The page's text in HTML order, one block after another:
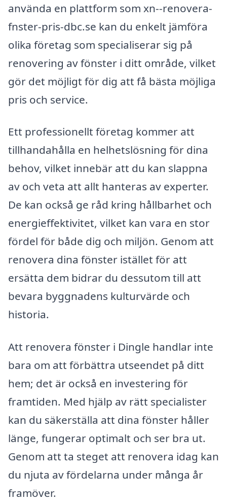
använda en plattform som xn--renovera-
fnster-pris-dbc.se kan du enkelt jämföra
olika företag som specialiserar sig på
renovering av fönster i ditt område, vilket
gör det möjligt för dig att få bästa möjliga
pris och service.
Ett professionellt företag kommer att
tillhandahålla en helhetslösning för dina
behov, vilket innebär att du kan slappna
av och veta att allt hanteras av experter.
De kan också ge råd kring hållbarhet och
energieffektivitet, vilket kan vara en stor
fördel för både dig och miljön. Genom att
renovera dina fönster istället för att
ersätta dem bidrar du dessutom till att
bevara byggnadens kulturvärde och
historia.
Att renovera fönster i Dingle handlar inte
bara om att förbättra utseendet på ditt
hem; det är också en investering för
framtiden. Med hjälp av rätt specialister
kan du säkerställa att dina fönster håller
länge, fungerar optimalt och ser bra ut.
Genom att ta steget att renovera idag kan
du njuta av fördelarna under många år
framöver.